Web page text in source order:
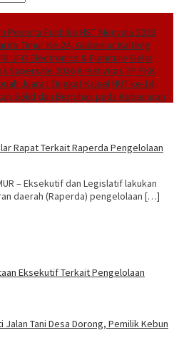
Peserta Funbike HST Menyala 2026
Timur Ke-24, Gubernur Kalteng
UFO Electronics & Furniture Gelar
Supersale 2026Kreativitas TP PKK
Juara I Tingkat KalselHUT ke-14
Solid dan Berpihak pada Kebenaran
Rapat Terkait Raperda Pengelolaan
– Eksekutif dan Legislatif lakukan
daerah (Raperda) pengelolaan […]
Eksekutif Terkait Pengelolaan
Jalan Tani Desa Dorong, Pemilik Kebun